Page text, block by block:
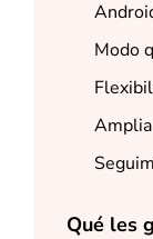
Modo
Qué les